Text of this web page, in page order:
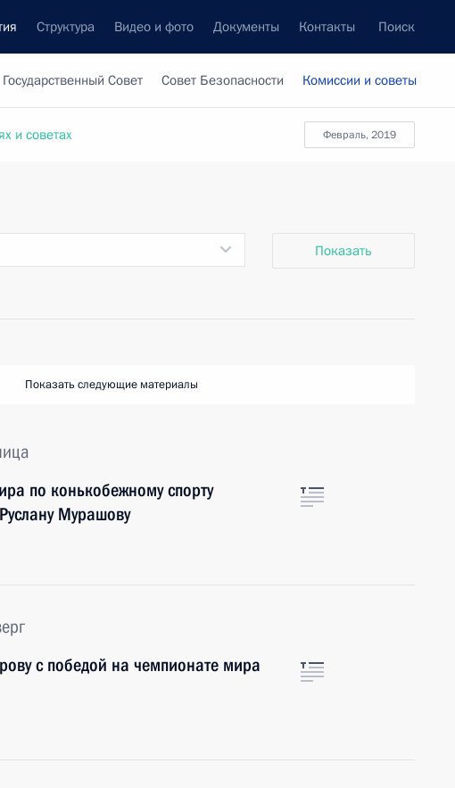
Структура Видео и фото Документы Контакты Поиск
Государственный Совет Совет Безопасности Комиссии и советы
февраль, 2019
и советах
Показать
Показать следующие материалы
по конькобежному спорту
Мурашову
с победой на чемпионате мира